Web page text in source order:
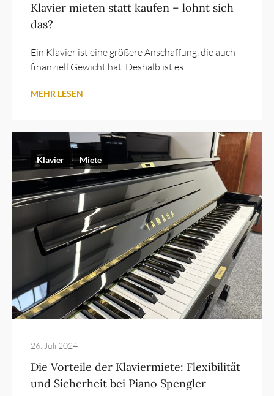
Klavier mieten statt kaufen – lohnt sich
das?
Ein Klavier ist eine größere Anschaffung, die auch
finanziell Gewicht hat. Deshalb ist es ...
MEHR LESEN
Klavier Miete
26. Juli 2024
Die Vorteile der Klaviermiete: Flexibilität
und Sicherheit bei Piano Spengler